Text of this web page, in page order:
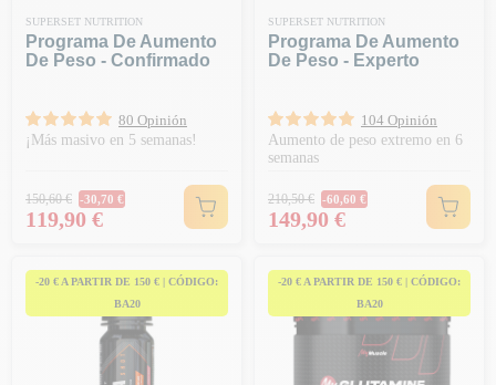
SUPERSET NUTRITION
Programa De Aumento
De Peso - Confirmado
80 Opinión
¡Más masivo en 5 semanas!
Precio habitual
150,60 € -30,70 €
Precio
119,90 €
SUPERSET NUTRITION
Programa De Aumento
De Peso - Experto
104 Opinión
Aumento de peso extremo en 6
semanas
Precio habitual
210,50 € -60,60 €
Precio
149,90 €
-20 € A PARTIR DE 150 € | CÓDIGO:
BA20
-20 € A PARTIR DE 150 € | CÓDIGO:
BA20